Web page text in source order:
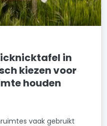
in
kiezen voor
houden
vaak gebruikt